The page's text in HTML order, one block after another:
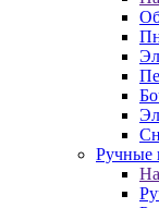
Ручные